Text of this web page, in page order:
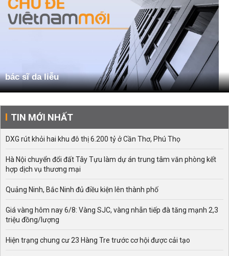
bác sĩ da liễu
TIN MỚI NHẤT
DXG rút khỏi hai khu đô thị 6.200 tỷ ở Cần Thơ, Phú Thọ
Hà Nội chuyển đổi đất Tây Tựu làm dự án trung tâm văn phòng kết
hợp dịch vụ thương mại
Quảng Ninh, Bắc Ninh đủ điều kiện lên thành phố
Giá vàng hôm nay 6/8: Vàng SJC, vàng nhẫn tiếp đà tăng mạnh 2,3
triệu đồng/lượng
Hiện trạng chung cư 23 Hàng Tre trước cơ hội được cải tạo